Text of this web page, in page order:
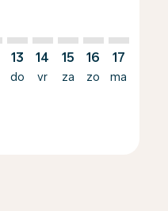
13
do
14
vr
15
za
16
zo
17
ma